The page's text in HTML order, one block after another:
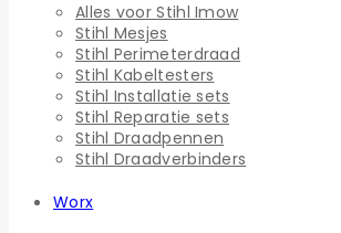
Alles voor Stihl Imow
Stihl Mesjes
Stihl Perimeterdraad
Stihl Kabeltesters
Stihl Installatie sets
Stihl Reparatie sets
Stihl Draadpennen
Stihl Draadverbinders
Worx